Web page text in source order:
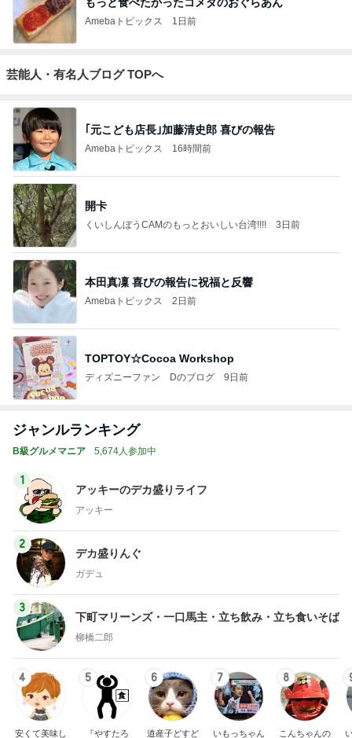
Amebaトピックス 1日前
芸能人・有名人ブログ TOPへ
｢元こども店長｣加藤清史郎 喜びの報告
Amebaトピックス 16時間前
開卡
くいしんぼうCAMのもっとおいしい台湾!!!! 3日前
本田真凜 喜びの報告に祝福と反響
Amebaトピックス 2日前
TOPTOY☆Cocoa Workshop
ディズニーファン Dのブログ 9日前
ジャンルランキング
B級グルメマニア 5,674人参加中
1
アッキーのデカ盛りライフ
アッキー
2
デカ盛りんぐ
ガデュ
3
下町マリーンズ・一口馬主・立ち飲み・立ち食いそば
柳橋二郎
4
安くて美味し
5
『やすたろ
6
道産子どすど
7
いもっちゃん
8
こんちゃんの